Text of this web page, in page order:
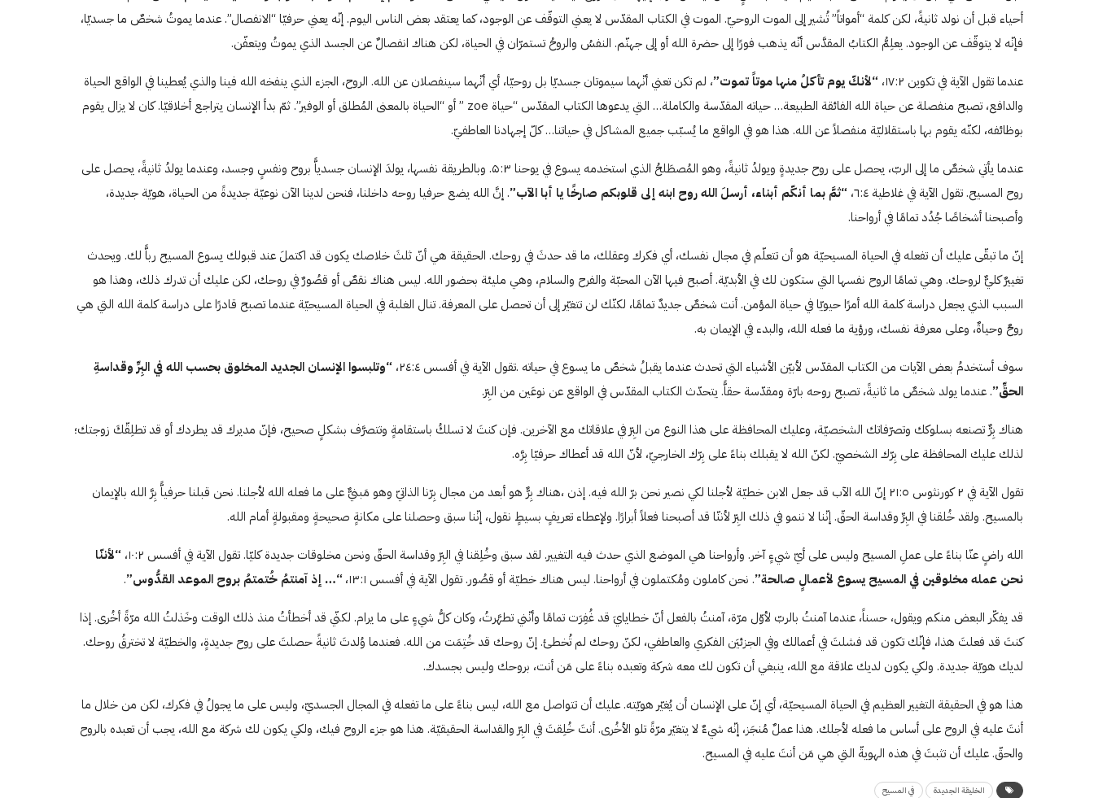
أحياء قبل أن نولد ثانيةً، لكن كلمة “أمواتاً” تُشير إلى الموت الروحيّ. الموت في الكتاب المقدّس لا يعني التوقّف عن الوجود، كما يعتقد بعض الناس اليوم. إنّه يعني حرفيّا “الانفصال”. عندما يموتُ شخصٌ ما جسديّا،
فإنّه لا يتوقّف عن الوجود. يعلِمُّ الكتابُ المقدَّس أنّه يذهب فورًا إلى حضرة الله أو إلى جهنّم. النفسُ والروحُ تستمرّان في الحياة، لكن هناك انفصالٌ عن الجسد الذي يموتُ ويتعفّن.
عندما تقول الآية في تكوين ۱۷:٢، “لأنكّ يوم تأكلُ منها موتاً تموت”، لم تكن تعني أنّهما سيموتان جسديّا بل روحيّا، أي أنّهما سينفصلان عن الله. الروح، الجزء الذي ينفخه الله فينا والذي يُعطينا في الواقع الحياة
والدافع، تصبح منفصلة عن حياة الله الفائقة الطبيعة… حياته المقدّسة والكاملة… التي يدعوها الكتاب المقدّس “حياة zoe ” أو “الحياة بالمعنى المُطلق أو الوفير”. ثمّ بدأ الإنسان يتراجع أخلاقيّا. كان لا يزال يقوم
بوظائفه، لكنّه يقوم بها باستقلاليّة منفصلاً عن الله. هذا هو في الواقع ما يُسبّب جميع المشاكل في حياتنا… كلّ إجهادنا العاطفيّ.
عندما يأتي شخصٌ ما إلى الربّ، يحصل على روح جديدةٍ ويولدُ ثانيةً، وهو المُصطَلحُ الذي استخدمه يسوع في يوحنا ۵:٣. وبالطريقة نفسها، يولدَ الإنسان جسدياًّ بروح ونفسٍ وجسد، وعندما يولدُ ثانيةً، يحصل على
روح المسيح. تقول الآية في غلاطية ٦:٤،
“ثمَّ بما أنكّم أبناء، أرسلَ الله روح ابنه إلى قلوبكم صارخًا يا أبا الآب”. إنَّ الله يضع حرفيا روحه داخلنا، فنحن لدينا الآن نوعيّة جديدةً من الحياة، هويّة جديدة،
وأصبحنا أشخاصًا جُدُد تمامًا في أرواحنا.
إنّ ما تبقّى عليك أن تفعله في الحياة المسيحيّة هو أن تتعلّم في مجال نفسك، أي فكرك وعقلك، ما قد حدثَ في روحك. الحقيقة هي أنّ ثلثَ خلاصك يكون قد اكتملَ عند قبولك يسوع المسيح رباًّ لك. ويحدث
تغييرٌ كليٌّ لروحك. وهي تمامًا الروح نفسها التي ستكون لك في الأبديّة. أصبح فيها الآن المحبّة والفرح والسلام، وهي مليئة بحضور الله. ليس هناك نقصٌ أو قصُورٌ في روحك، لكن عليك أن تدرك ذلك، وهذا هو
السبب الذي يجعل دراسة كلمة الله أمرًا حيويّا في حياة المؤمن. أنت شخصٌ جديدٌ تمامًا، لكنّك لن تتغيّر إلى أن تحصل على المعرفة. تنال الغلبة في الحياة المسيحيّة عندما تصبح قادرًا على دراسة كلمة الله التي هي
روحٌ وحياةٌ، وعلى معرفة نفسك، ورؤية ما فعله الله، والبدء في الإيمان به.
سوف أستخدمُ بعض الآيات من الكتاب المقدّس لأبيّن الأشياء التي تحدث عندما يقبلُ شخصٌ ما يسوع في حياته .تقول الآية في أفسس ٢٤:٤،
“وتلبسوا الإنسان الجديد المخلوق بحسب الله في البِرِّ وقداسةِ
الحقِّ”. عندما يولد شخصٌ ما ثانيةً، تصبح روحه بارّة ومقدّسة حقاًّ. يتحدّث الكتاب المقدّس في الواقع عن نوعَين من البِرّ.
هناك بِرٌّ تصنعه بسلوكك وتصرّفاتك الشخصيّة، وعليك المحافظة على هذا النوع من البِرّ في علاقاتك مع الآخرين. فإن كنتَ لا تسلكُ باستقامةٍ وتتصرَّف بشكلٍ صحيح، فإنّ مديرك قد يطردك أو قد تطلِقّكَ زوجتك؛
لذلك عليك المحافظة على بِرّك الشخصيّ. لكنّ الله لا يقبلك بناءً على بِرّك الخارجيّ، لأنّ الله قد أعطاك حرفيّا بِرَّه.
تقول الآية في ٢ كورنثوس ۲۱:٥ إنّ الله الآب قد جعل الابن خطيّة لأجلنا لكي نصير نحن برّ الله فيه. إذن ،هناك بِرٌّ هو أبعد من مجال بِرّنا الذاتيّ وهو مَبنيٌّ على ما فعله الله لأجلنا. نحن قبلنا حرفياًّ بِرَّ الله بالإيمان
بالمسيح. ولقد خُلقنا في البِرِّ وقداسة الحقّ. إنّنا لا ننمو في ذلك البِرّ لأننّا قد أصبحنا فعلاً أبرارًا. ولإعطاء تعريفٍ بسيطٍ نقول، إنّنا سبق وحصلنا على مكانةٍ صحيحةٍ ومقبولةٍ أمام الله.
الله راضٍ عنّا بناءً على عملِ المسيح وليس على أيّ شيءٍ آخر. وأرواحنا هي الموضع الذي حدث فيه التغيير. لقد سبق وخُلِقنا في البِرّ وقداسة الحقّ ونحن مخلوقات جديدة كليّا. تقول الآية في أفسس ۱٠:٢،
“لأننّا
نحن عمله مخلوقين في المسيح يسوع لأعمالٍ صالحة”. نحن كاملون ومُكتملون في أرواحنا. ليس هناك خطيّة أو قصُور. تقول الآية في أفسس ۱۳:۱، “… إذ آمنتمُ خُتمتمُ بروح الموعد القدُّوس”.
قد يفكّر البعض منكم ويقول، حسناً، عندما آمنتُ بالربّ لأوّل مرّة، آمنتُ بالفعل أنّ خطايايَ قد غُفِرَت تمامًا وأنّني تطهَّرتُ، وكان كلُّ شيءٍ على ما يرام. لكنّي قد أخطأتُ منذ ذلك الوقت وخَذلتُ الله مرّةً أخُرى. إذا
كنتَ قد فعلتَ هذا، فإنّك تكون قد فشلتَ في أعمالك وفي الجزئيَن الفكري والعاطفي، لكنّ روحك لم تُخطئ. إنّ روحك قد خُتِمَت من الله. فعندما وُلدتَ ثانيةً حصلتَ على روح جديدةٍ، والخطيّة لا تخترقُ روحك.
لديك هويّة جديدة. ولكي يكون لديك علاقة مع الله، ينبغي أن تكون لك معه شركة وتعبده بناءً على مَن أنت، بروحك وليس بجسدك.
هذا هو في الحقيقة التغيير العظيم في الحياة المسيحيّة، أي إنّ على الإنسان أن يُغيّر هويّته. عليك أن تتواصل مع الله، ليس بناءً على ما تفعله في المجال الجسديّ، وليس على ما يجولُ في فكرك، لكن من خلال ما
أنتَ عليه في الروح على أساس ما فعله لأجلك. هذا عملٌ مُنجَز، إنّه شيءٌ لا يتغيّر مرّةً تلو الأخُرى. أنتَ خُلِقتَ في البِرّ والقداسة الحقيقيّة. هذا هو جزء الروح فيك، ولكي يكون لك شركة مع الله، يجب أن تعبده بالروح
والحقّ. عليك أن تثبتَ في هذه الهويةّ التي هي مَن أنتَ عليه في المسيح.
الخليقة الجديدة في المسيح